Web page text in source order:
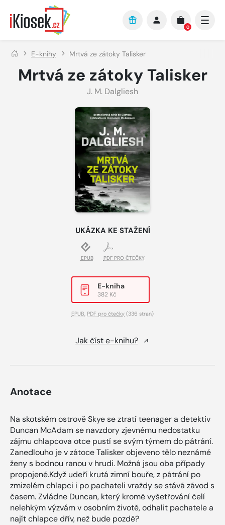
Přejít na hlavní obsah
0
E-knihy Mrtvá ze zátoky Talisker
Mrtvá ze zátoky Talisker
J. M. Dalgliesh
UKÁZKA KE STAŽENÍ
EPUB PDF PRO ČTEČKY
E-kniha
382 Kč
EPUB, PDF pro čtečky (336 stran)
Jak číst e-knihu?
Anotace
Na skotském ostrově Skye se ztratí teenager a detektiv
Duncan McAdam se navzdory zjevnému nedostatku
zájmu chlapcova otce pustí se svým týmem do pátrání.
Zanedlouho je v zátoce Talisker objeveno tělo neznámé
ženy s bodnou ranou v hrudi. Možná jsou oba případy
propojené.Když udeří krutá zimní bouře, z pátrání po
zmizelém chlapci i po pachateli vraždy se stává závod s
časem. Zvládne Duncan, který kromě vyšetřování čelí
nelehkým výzvám v osobním životě, odhalit pachatele a
najít chlapce dřív, než bude pozdě?